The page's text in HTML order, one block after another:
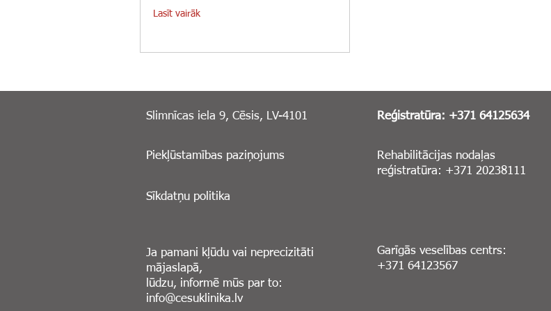
Lasīt vairāk
Slimnīcas iela 9, Cēsis, LV-4101 Reģistratūra: +371 64125634
Piekļūstamības paziņojums
Sīkdatņu politika
Rehabilitācijas nodaļas
reģistratūra: +371 20238111
Ja pamani kļūdu vai neprecizitāti
mājaslapā,
lūdzu, informē mūs par to:
info@cesuklinika.lv
Garīgās veselības centrs:
+371 64123567